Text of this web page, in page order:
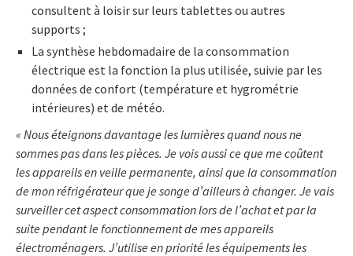
consultent à loisir sur leurs tablettes ou autres
supports ;
La synthèse hebdomadaire de la consommation
électrique est la fonction la plus utilisée, suivie par les
données de confort (température et hygrométrie
intérieures) et de météo.
« Nous éteignons davantage les lumières quand nous ne
sommes pas dans les pièces. Je vois aussi ce que me coûtent
les appareils en veille permanente, ainsi que la consommation
de mon réfrigérateur que je songe d’ailleurs à changer. Je vais
surveiller cet aspect consommation lors de l’achat et par la
suite pendant le fonctionnement de mes appareils
électroménagers. J’utilise en priorité les équipements les